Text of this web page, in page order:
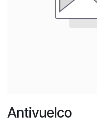
Antivuelco